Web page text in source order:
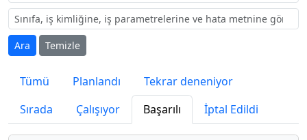
Ara
Temizle
Tümü Planlandı
Tekrar deneniyor
Sırada
Çalışıyor Başarılı İptal Edildi